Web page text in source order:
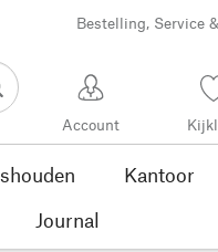
Bestelling, Service
Account
Kantoor
Journal